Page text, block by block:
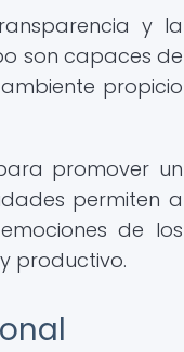
y la
son capaces de
propicio
promover un
permiten a
de los
productivo.